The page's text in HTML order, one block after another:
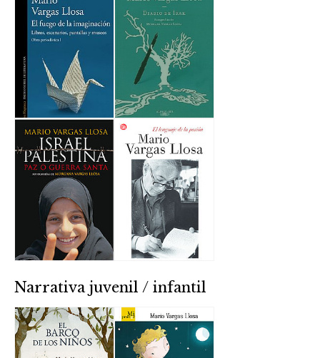
Narrativa juvenil / infantil